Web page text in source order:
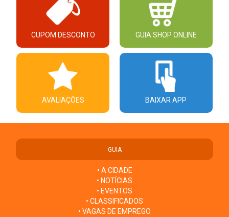
CUPOM DESCONTO GUIA SHOP ONLINE
AVALIAÇÕES BAIXAR APP
GUIA
• A CIDADE
• NOTÍCIAS
• EVENTOS
• CLASSIFICADOS
• VAGAS DE EMPREGO